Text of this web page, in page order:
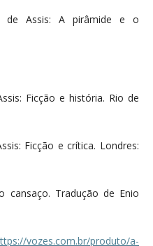
de Assis: A pirâmide e o
Ficção e história. Rio de
Ficção e crítica. Londres:
cansaço. Tradução de Enio
vozes.com.br/produto/a-